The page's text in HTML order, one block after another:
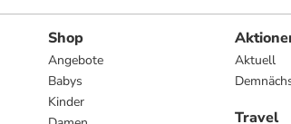
Shop
Angebote
Babys
Kinder
Aktuell
Travel